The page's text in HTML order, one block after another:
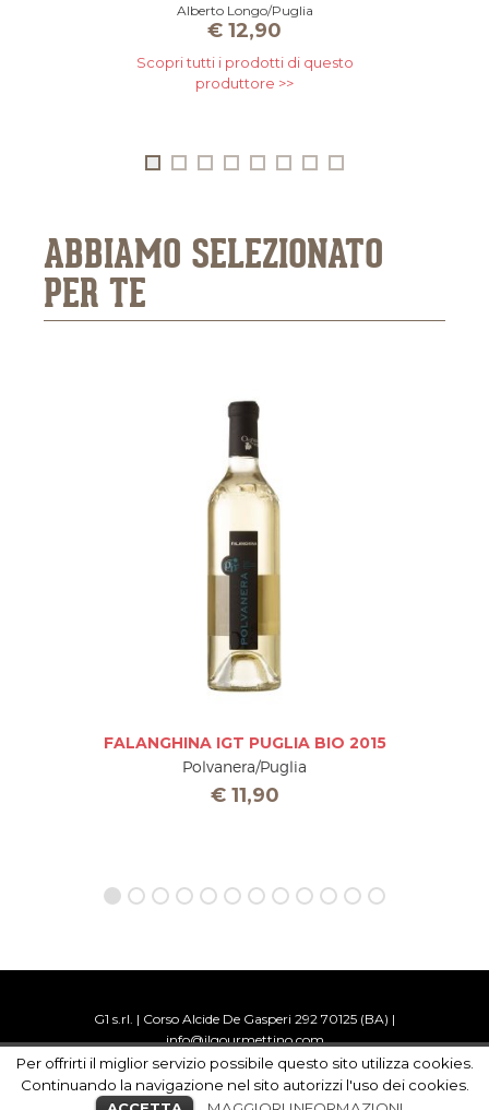
Alberto Longo/Puglia
€ 12,90
Scopri tutti i prodotti di questo
produttore >>
ABBIAMO SELEZIONATO
PER TE
FALANGHINA IGT PUGLIA BIO 2015
Polvanera/Puglia
€11,90
G1 s.rl. | Corso Alcide De Gasperi 292 70125 (BA) |
info@ilgourmettino.com
Privacy|Condizioni di vendita| FAQ
copyright 2016 G1 srl © | P.IVA 07815900720 | TEL +39
0809188017
Per offrirti il miglior servizio possibile questo sito utilizza cookies.
Continuando la navigazione nel sito autorizzi l'uso dei cookies.